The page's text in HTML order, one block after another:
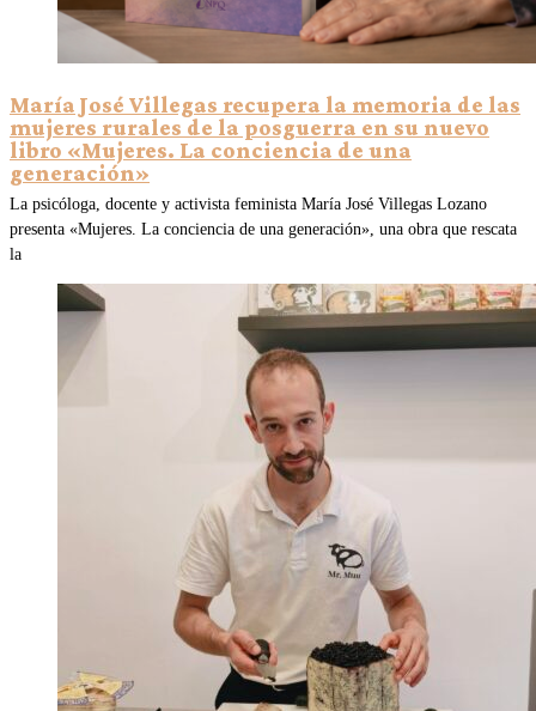
María José Villegas recupera la memoria de las
mujeres rurales de la posguerra en su nuevo
libro «Mujeres. La conciencia de una
generación»
La psicóloga, docente y activista feminista María José Villegas Lozano
presenta «Mujeres. La conciencia de una generación», una obra que rescata
la